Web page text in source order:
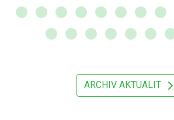
ARCHIV AKTUALIT